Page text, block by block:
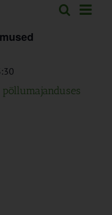
Sündmused
Otsi
põllumajanduses